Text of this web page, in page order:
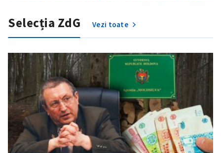
Selecția ZdG Vezi toate